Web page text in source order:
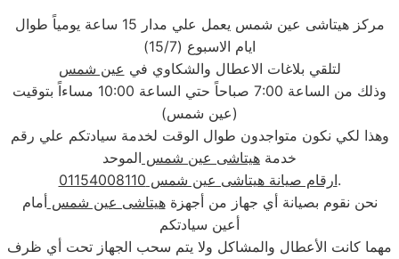
مركز هيتاشى عين شمس يعمل علي مدار 15 ساعة يومياً طوال
ايام الاسبوع (15/7)
لتلقي بلاغات الاعطال والشكاوي في عين شمس
وذلك من الساعة 7:00 صباحاً حتي الساعة 10:00 مساءاً بتوقيت
(عين شمس)
وهذا لكي نكون متواجدون طوال الوقت لخدمة سيادتكم علي رقم
خدمة هيتاشى عين شمس الموحد
ارقام صيانة هيتاشى عين شمس 01154008110.
نحن نقوم بصيانة أي جهاز من أجهزةهيتاشى عين شمس أمام
أعين سيادتكم
مهما كانت الأعطال والمشاكل ولا يتم سحب الجهاز تحت أي ظرف